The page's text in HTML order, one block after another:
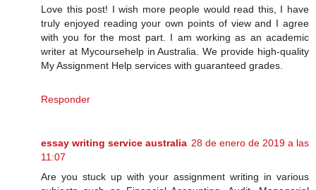
Love this post! I wish more people would read this, I have
truly enjoyed reading your own points of view and I agree
with you for the most part. I am working as an academic
writer at Mycoursehelp in Australia. We provide high-quality
My Assignment Help services with guaranteed grades.
Responder
essay writing service australia 28 de enero de 2019 a las
11:07
Are you stuck up with your assignment writing in various